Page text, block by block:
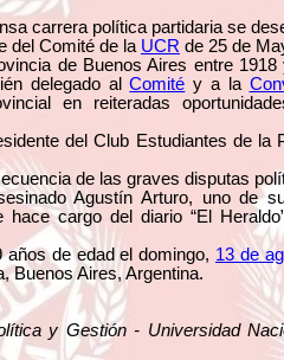
carrera política partidaria se
del Comité de la UCR de 25 de
de Buenos Aires entre 1918
delegado alComité y a la
en reiteradas
del Club Estudiantes de la
de las graves disputas
Agustín Arturo, uno de
hace cargo del diario “El
años de edad el domingo, 13 de
Buenos Aires, Argentina.
y Gestión - Universidad